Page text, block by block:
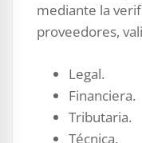
mediante la
proveedores,
Legal.
Financiera.
Tributaria.
Técnica.